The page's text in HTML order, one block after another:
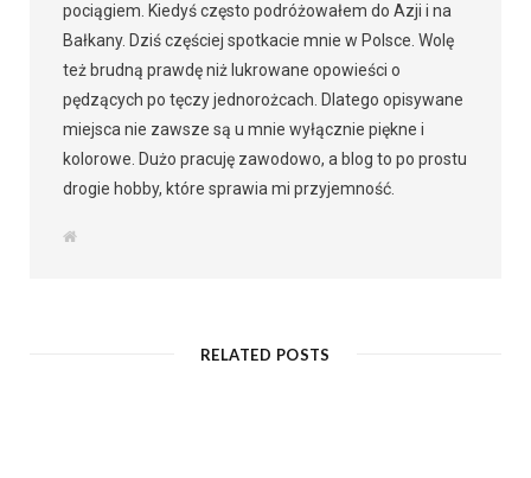
pociągiem. Kiedyś często podróżowałem do Azji i na
Bałkany. Dziś częściej spotkacie mnie w Polsce. Wolę
też brudną prawdę niż lukrowane opowieści o
pędzących po tęczy jednorożcach. Dlatego opisywane
miejsca nie zawsze są u mnie wyłącznie piękne i
kolorowe. Dużo pracuję zawodowo, a blog to po prostu
drogie hobby, które sprawia mi przyjemność.
W
RELATED POSTS